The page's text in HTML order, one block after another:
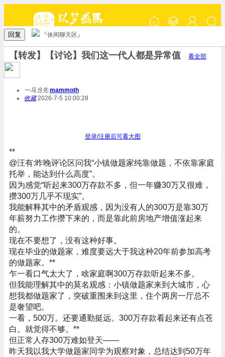
回复 『休闲聊天区』
【转发】【讨论】我们这一代人都是异常值 看全部
一马当先 mammoth
收藏2026-7-5 10:00:28
登录/注册后可看大图
**
@汪有:昨晚评论区问我“小镇做题家纯靠做题，不依靠家庭
托举，能达到什么高度”。
因为感觉“听起来300万存款不多，但一年赚30万又很难，
攒300万几乎不现实”。
我能解释其中的矛盾观感，因为没有人的300万是靠30万
年薪努力工作攒下来的，而是靠此前房地产增值涨起来
的。
现在不要想了，没有这种好事。
现在毕业的做题家，难度要远大于我这种20年前参加高考
的做题家。 **
乍一看口气太大了，啥家庭啊300万存款听起来不多。
但我能理解其中的莫名观感：小镇做题家来到大城市，心
想我都做题家了，突破重围来到这里，住个两房一厅总不
是奢望吧。
一看，500万。还要通勤挺远。300万存款看起来还有点苍
白。就觉得不够。 **
但正常人存300万难如登天——
昨天我以我大学做题家同学为观察对象，总结达到50万年